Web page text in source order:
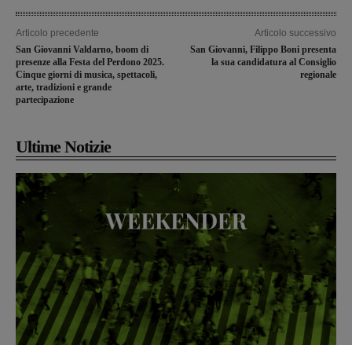
Articolo precedente
San Giovanni Valdarno, boom di
presenze alla Festa del Perdono 2025.
Cinque giorni di musica, spettacoli,
arte, tradizioni e grande
partecipazione
Articolo successivo
San Giovanni, Filippo Boni presenta
la sua candidatura al Consiglio
regionale
Ultime Notizie